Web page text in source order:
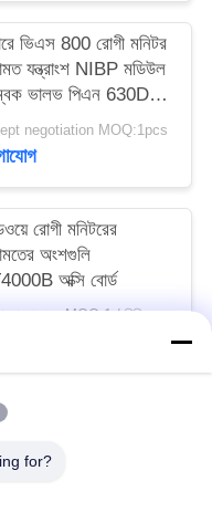
ভিএস 800 রোগী মনিটর
যন্ত্রাংশ NIBP মডিউল
ভালভ পিএন 630D-
09115negotiation MOQ:1pcs
রোগী মনিটরের
অংশগুলি
অক্সি বোর্ড
সাপেক্ষে MOQ:1 / পিসি
for?